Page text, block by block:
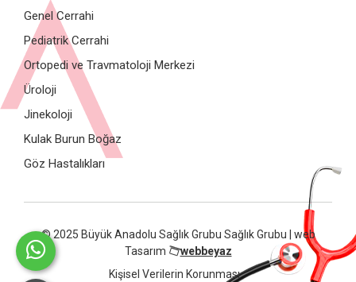
Genel Cerrahi
Pediatrik Cerrahi
Ortopedi ve Travmatoloji Merkezi
Üroloji
Jinekoloji
Kulak Burun Boğaz
Göz Hastalıkları
Kişisel Verilerin Korunması
© 2025 Büyük Anadolu Sağlık Grubu Sağlık Grubu | web
Tasarım
webbeyaz